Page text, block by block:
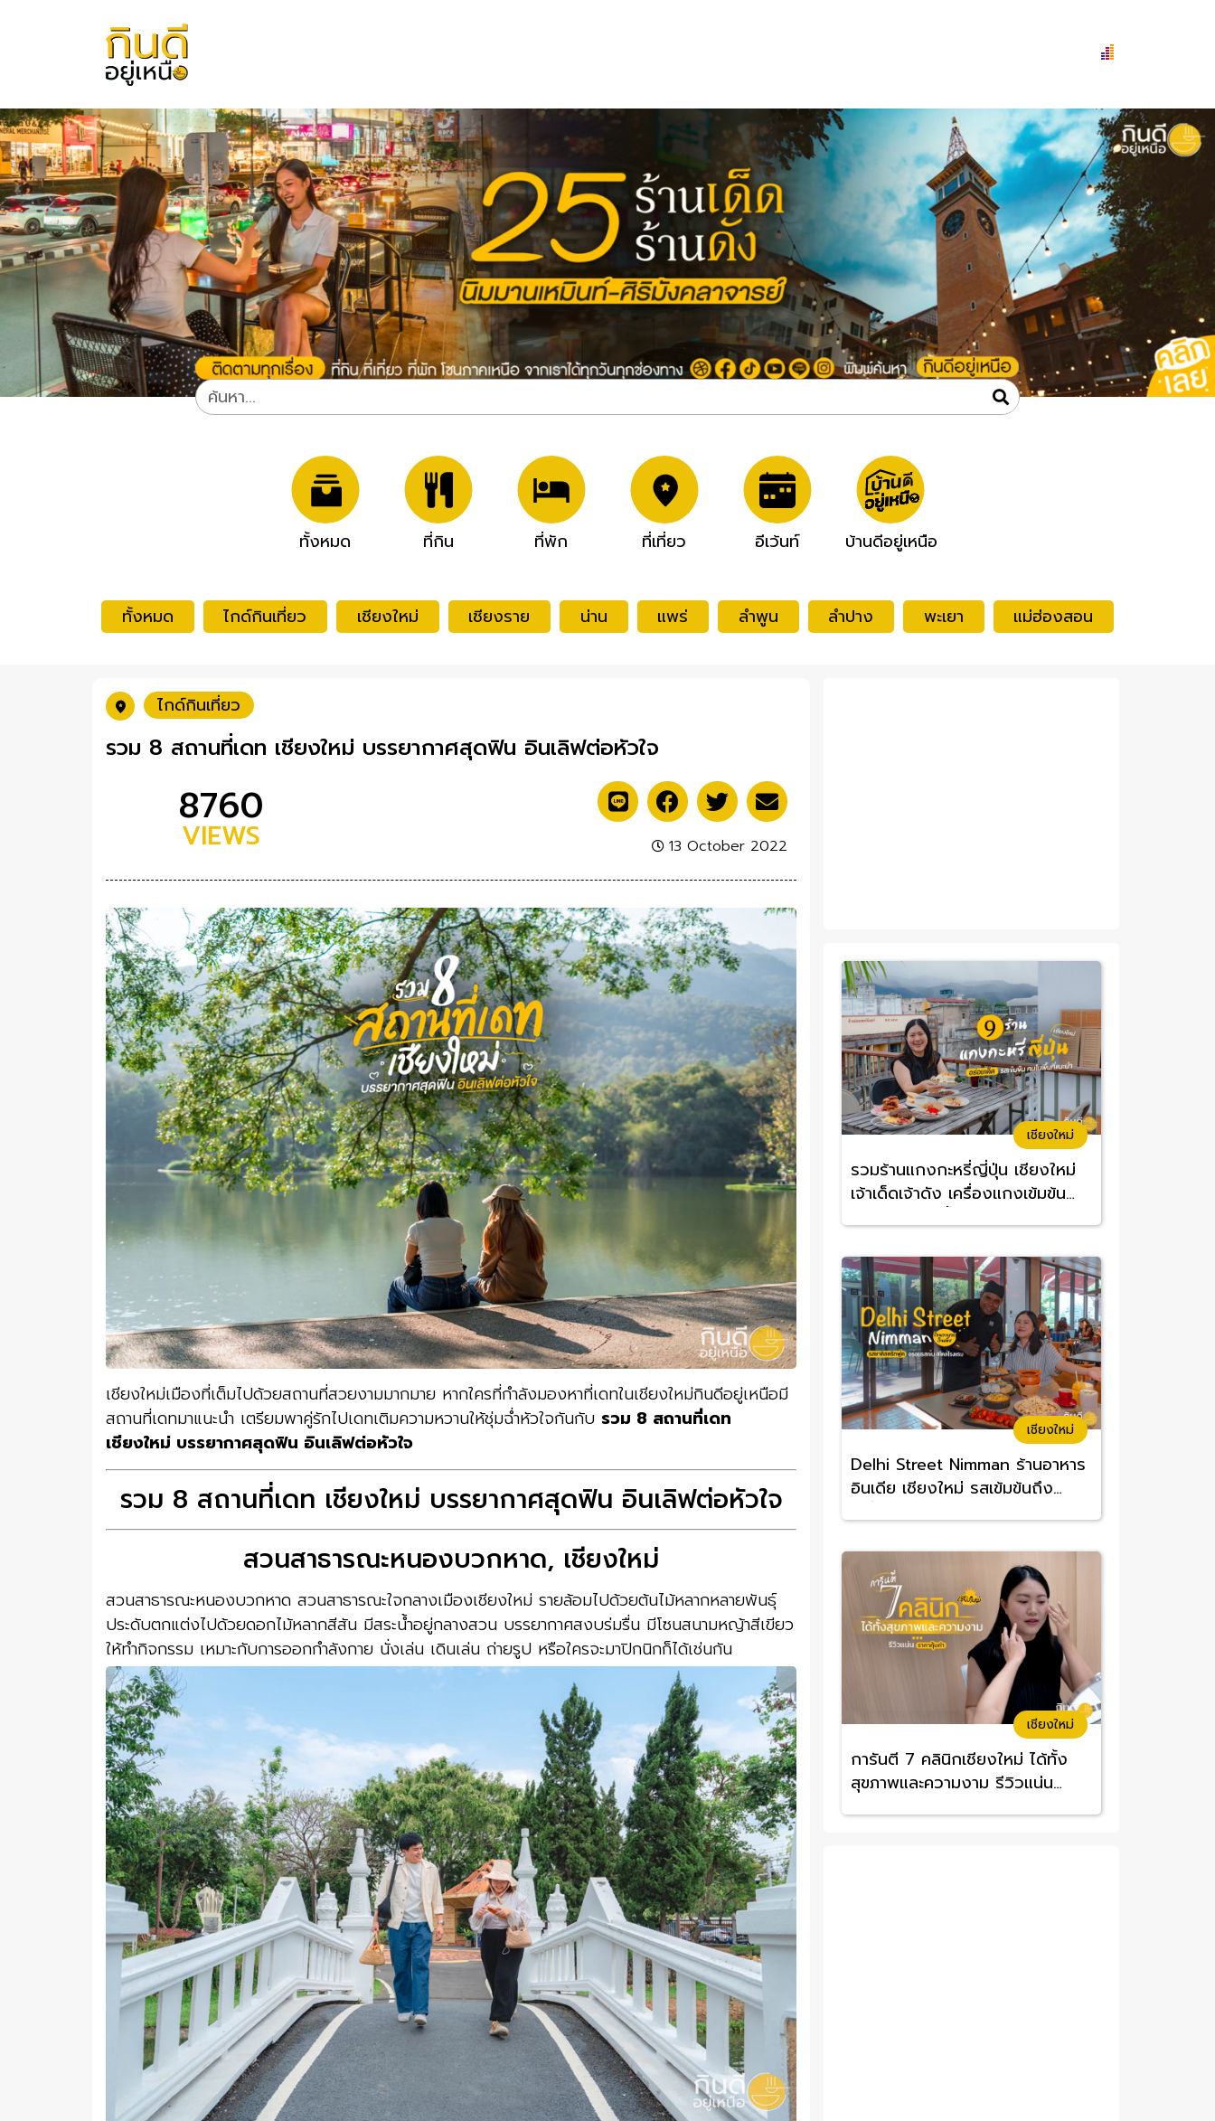
ทั้งหมด ที่กิน ที่พัก ที่เที่ยว อีเว้นท์ บ้านดีอยู่เหนือ
ทั้งหมด ไกด์กินเที่ยว เชียงใหม่ เชียงราย น่าน แพร่ ลำพูน ลำปาง พะเยา แม่ฮ่องสอน
ไกด์กินเที่ยว
รวม 8 สถานที่เดท เชียงใหม่ บรรยากาศสุดฟิน อินเลิฟต่อหัวใจ
8760
VIEWS 13 October 2022
เชียงใหม่เมืองที่เต็มไปด้วยสถานที่สวยงามมากมาย หากใครที่กำลังมองหาที่เดทในเชียงใหม่กินดีอยู่เหนือมี
สถานที่เดทมาแนะนำ เตรียมพาคู่รักไปเดทเติมความหวานให้ชุ่มฉ่ำหัวใจกันกับ รวม 8 สถานที่เดท
เชียงใหม่ บรรยากาศสุดฟิน อินเลิฟต่อหัวใจ
รวม 8 สถานที่เดท เชียงใหม่ บรรยากาศสุดฟิน อินเลิฟต่อหัวใจ
สวนสาธารณะหนองบวกหาด, เชียงใหม่
สวนสาธารณะหนองบวกหาด สวนสาธารณะใจกลางเมืองเชียงใหม่ รายล้อมไปด้วยต้นไม้หลากหลายพันธุ์
ประดับตกแต่งไปด้วยดอกไม้หลากสีสัน มีสระน้ำอยู่กลางสวน บรรยากาศสงบร่มรื่น มีโซนสนามหญ้าสีเขียว
ให้ทำกิจกรรม เหมาะกับการออกกำลังกาย นั่งเล่น เดินเล่น ถ่ายรูป หรือใครจะมาปิกนิกก็ได้เช่นกัน
เชียงใหม่
รวมร้านแกงกะหรี่ญี่ปุ่น เชียงใหม่
เจ้าเด็ดเจ้าดัง เครื่องแกงเข้มข้น
เชียงใหม่
Delhi Street Nimman ร้านอาหาร
อินเดีย เชียงใหม่ รสเข้มข้นถึง
เชียงใหม่
การันตี 7 คลินิกเชียงใหม่ ได้ทั้ง
สุขภาพและความงาม รีวิวแน่น